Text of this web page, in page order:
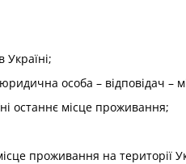
особа – відповідач –
останнє місце проживання;
проживання на території